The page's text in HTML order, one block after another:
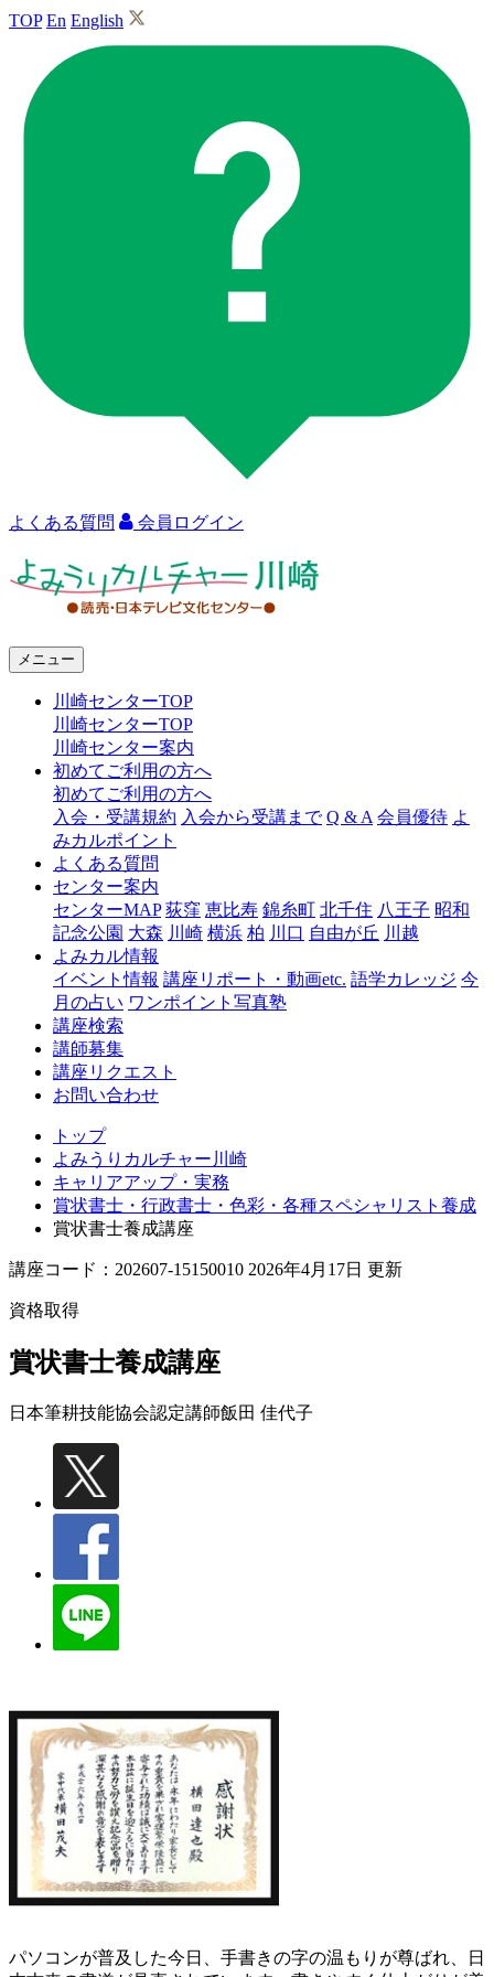
TOP En English
よくある質問 会員ログイン
ャ
崎
メニュー
川崎センターTOP
川崎センターTOP
川崎センター案内
初めてご利用の方へ
初めてご利用の方へ
入会・受講規約 入会から受講まで Q & A 会員優待 よ
みカルポイント
よくある質問
センター案内
センターMAP 荻窪 恵比寿 錦糸町 北千住 八王子 昭和
記念公園 大森 川崎 横浜 柏 川口 自由が丘 川越
よみカル情報
イベント情報 講座リポート・動画etc. 語学カレッジ 今
月の占い ワンポイント写真塾
講座検索
講師募集
講座リクエスト
お問い合わせ
トップ
よみうりカルチャー川崎
キャリアアップ・実務
賞状書士・行政書士・色彩・各種スペシャリスト養成
賞状書士養成講座
講座コード：202607-15150010 2026年4月17日 更新
資格取得
賞状書士養成講座
日本筆耕技能協会認定講師飯田 佳代子
パソコンが普及した今日、手書きの字の温もりが尊ばれ、日